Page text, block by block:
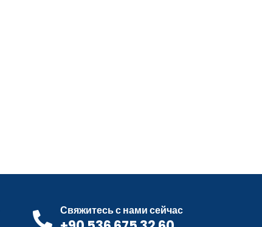
Свяжитесь с нами сейчас